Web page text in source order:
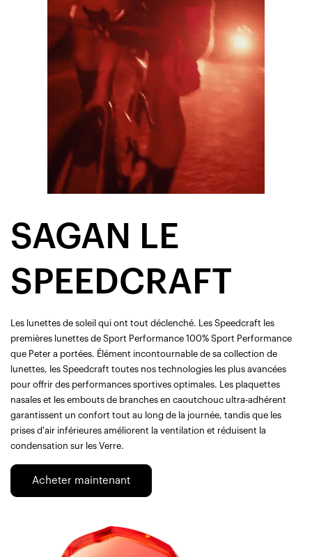
SAGAN LE
SPEEDCRAFT
Les lunettes de soleil qui ont tout déclenché. Les Speedcraft les
premières lunettes de Sport Performance 100% Sport Performance
que Peter a portées. Élément incontournable de sa collection de
lunettes, les Speedcraft toutes nos technologies les plus avancées
pour offrir des performances sportives optimales. Les plaquettes
nasales et les embouts de branches en caoutchouc ultra-adhérent
garantissent un confort tout au long de la journée, tandis que les
prises d'air inférieures améliorent la ventilation et réduisent la
condensation sur les Verre.
Acheter maintenant